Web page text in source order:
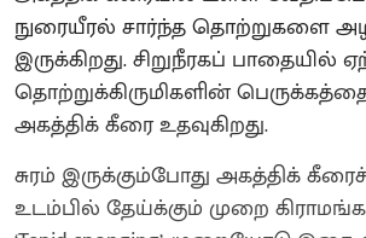
நுரையீரல் சார்ந்த தொற்றுகளை
இருக்கிறது. சிறுநீரகப் பாதையில்
தொற்றுக்கிருமிகளின்
அகத்திக் கீரை உதவுகிறது.
சுரம் இருக்கும்போது அகத்திக்
உடம்பில் தேய்க்கும் முறை